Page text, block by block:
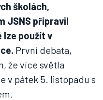
školách,
JSNS připravil
použít v
První debata,
že více světla
v pátek 5. listopadu s